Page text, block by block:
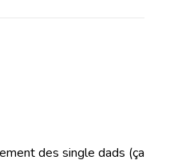
des single dads (ça